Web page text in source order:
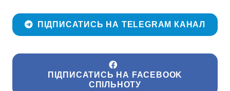
ПІДПИСАТИСЬ НА TELEGRAM КАНАЛ
ПІДПИСАТИСЬ НА FACEBOOK
СПІЛЬНОТУ